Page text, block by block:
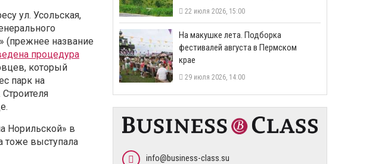
ул. Усольская,
(прежнее название
процедура
который
парк на
Норильской» в
тоже выступала
22 июля 2026, 15:00
На макушке лета. Подборка
фестивалей августа в Пермском
крае
29 июля 2026, 14:00
info@business-class.su